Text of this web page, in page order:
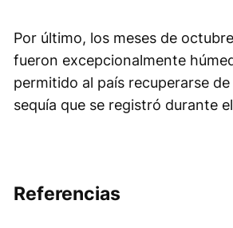
Por último, los meses de
fueron excepcionalmente
permitido al país recuperarse
sequía que se registró durante
Referencias